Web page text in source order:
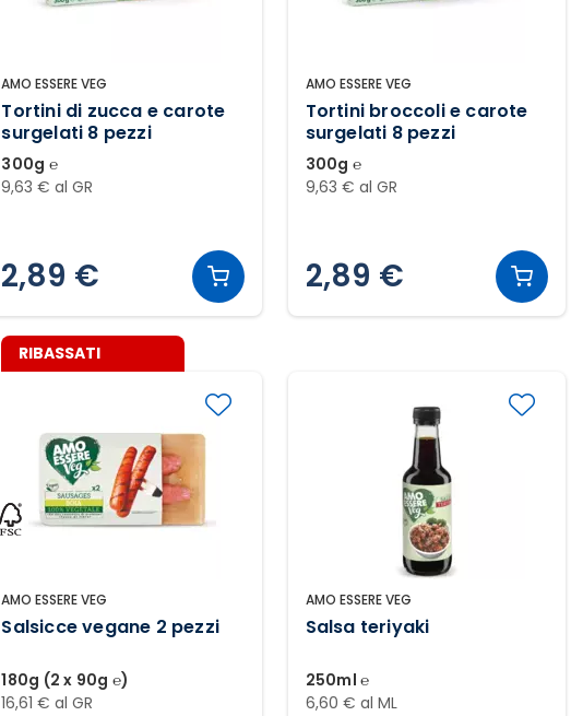
AMO ESSERE VEG
Tortini di zucca e carote
surgelati 8 pezzi
300g ℮
9,63 € al GR
2,89 €
AMO ESSERE VEG
Tortini broccoli e carote
surgelati 8 pezzi
300g ℮
9,63 € al GR
2,89 €
AMO ESSERE VEG
Salsicce vegane 2 pezzi
180g (2 x 90g ℮)
16,61 € al GR
RIBASSATI
AMO ESSERE VEG
Salsa teriyaki
250ml ℮
6,60 € al ML